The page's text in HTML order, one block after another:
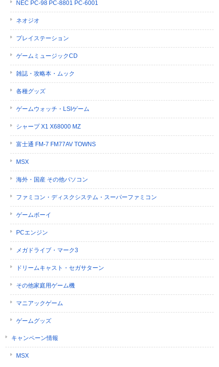
NEC PC-98 PC-8801 PC-6001
ネオジオ
プレイステーション
ゲームミュージックCD
雑誌・攻略本・ムック
各種グッズ
ゲームウォッチ・LSIゲーム
シャープ X1 X68000 MZ
富士通 FM-7 FM77AV TOWNS
MSX
海外・国産 その他パソコン
ファミコン・ディスクシステム・スーパーファミコン
ゲームボーイ
PCエンジン
メガドライブ・マーク3
ドリームキャスト・セガサターン
その他家庭用ゲーム機
マニアックゲーム
ゲームグッズ
キャンペーン情報
MSX